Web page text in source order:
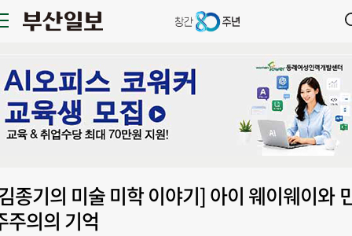
종기의 미술 미학 이야기] 아이 웨이웨이와
주의의 기억